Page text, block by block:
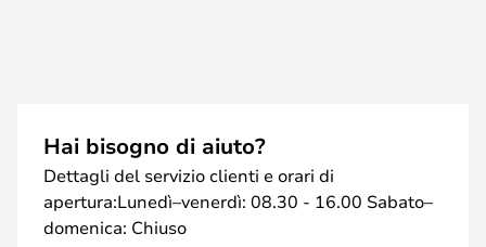
Hai bisogno di aiuto?
Dettagli del servizio clienti e orari di
apertura:Lunedì–venerdì: 08.30 - 16.00 Sabato–
domenica: Chiuso